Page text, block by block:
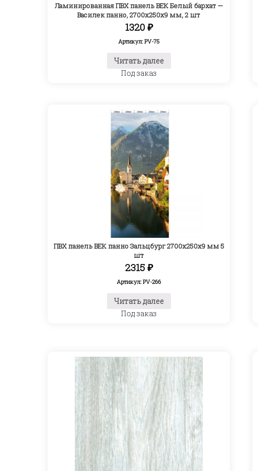
Ламинированная ПВХ панель ВЕК Белый бархат —
Василек панно, 2700х250х9 мм, 2 шт
1320 ₽
Артикул: PV-75
Читать далее
Под заказ
ПВХ панель ВЕК панно Зальцбург 2700х250х9 мм 5
шт
2315 ₽
Артикул: PV-266
Читать далее
Под заказ